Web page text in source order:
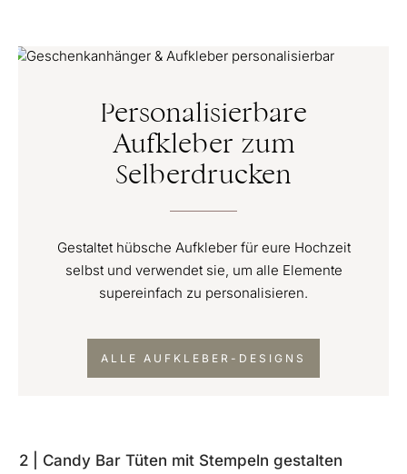
Personalisierbare
Aufkleber zum
Selberdrucken
Gestaltet hübsche Aufkleber für eure Hochzeit
selbst und verwendet sie, um alle Elemente
supereinfach zu personalisieren.
ALLE AUFKLEBER-DESIGNS
2 | Candy Bar Tüten mit Stempeln gestalten